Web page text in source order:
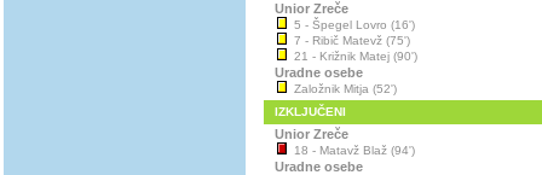
Unior Zreče
5 - Špegel Lovro (16')
7 - Ribič Matevž (75')
21 - Križnik Matej (90')
Uradne osebe
Založnik Mitja (52')
IZKLJUČENI
Unior Zreče
18 - Matavž Blaž (94')
Uradne osebe